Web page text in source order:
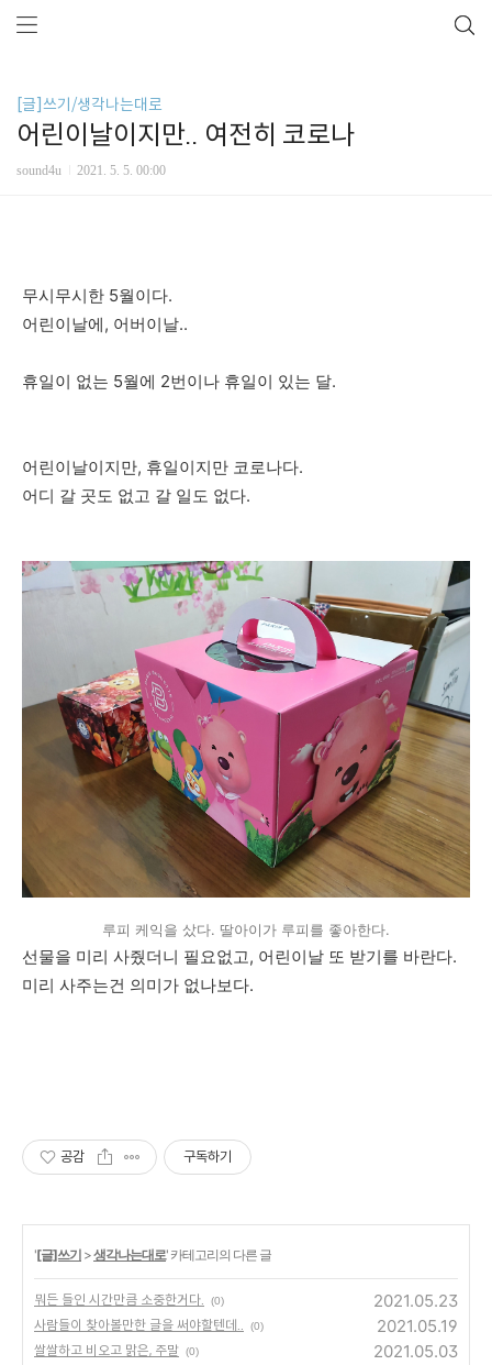
[글]쓰기/생각나는대로
어린이날이지만.. 여전히 코로나
sound4u 2021. 5. 5. 00:00
무시무시한 5월이다.
어린이날에, 어버이날..
휴일이 없는 5월에 2번이나 휴일이 있는 달.
어린이날이지만, 휴일이지만 코로나다.
어디 갈 곳도 없고 갈 일도 없다.
루피 케익을 샀다. 딸아이가 루피를 좋아한다.
선물을 미리 사줬더니 필요없고, 어린이날 또 받기를 바란다.
미리 사주는건 의미가 없나보다.
공감 구독하기
'[글]쓰기 >생각나는대로' 카테고리의 다른 글
뭐든 들인 시간만큼 소중한거다. (0) 2021.05.23
사람들이 찾아볼만한 글을 써야할텐데.. (0) 2021.05.19
쌀쌀하고 비오고 맑은, 주말 (0) 2021.05.03